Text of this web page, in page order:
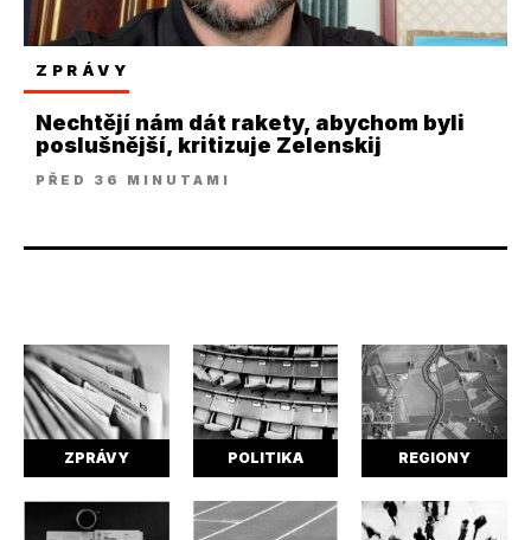
ZPRÁVY
Nechtějí nám dát rakety, abychom byli
poslušnější, kritizuje Zelenskij
PŘED 36 MINUTAMI
ZPRÁVY POLITIKA REGIONY